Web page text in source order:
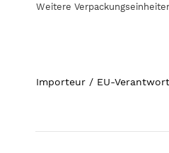
Weitere
Importeur / EU-